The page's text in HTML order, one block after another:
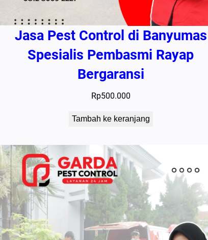
Jasa Pest Control di Banyumas
Spesialis Pembasmi Rayap
Bergaransi
Rp500.000
Tambah ke keranjang